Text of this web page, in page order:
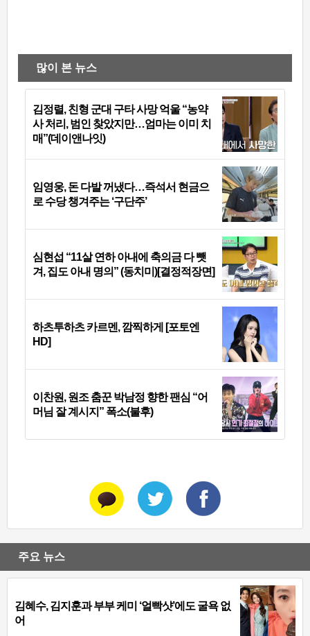
많이 본 뉴스
김정렬, 친형 군대 구타 사망 억울 “농약
사 처리, 범인 찾았지만…엄마는 이미 치
매”(데이앤나잇)
임영웅, 돈 다발 꺼냈다…즉석서 현금으
로 수당 챙겨주는 ‘구단주’
심현섭 “11살 연하 아내에 축의금 다 뺏
겨, 집도 아내 명의” (동치미)[결정적장면]
하츠투하츠 카르멘, 깜찍하게 [포토엔
HD]
이찬원, 원조 춤꾼 박남정 향한 팬심 “어
머님 잘 계시지” 폭소(불후)
주요 뉴스
김혜수, 김지훈과 부부 케미 ‘얼빡샷’에도 굴욕 없
어